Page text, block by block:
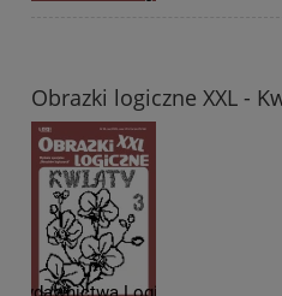
Obrazki logiczne XXL -